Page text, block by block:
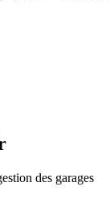
des garages